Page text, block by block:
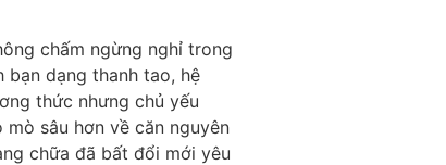
chấm ngừng nghỉ trong
bạn dạng thanh tao, hệ
thức nhưng chủ yếu
sâu hơn về căn nguyên
chữa đã bất đổi mới yêu